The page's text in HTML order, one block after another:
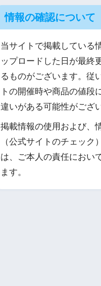
情報の確認について
当サイトで掲載している
ップロードした日が最終
るものがございます。従
トの開催時や商品の値段
違いがある可能性がござ
掲載情報の使用および、
（公式サイトのチェック
は、ご本人の責任におい
ます。